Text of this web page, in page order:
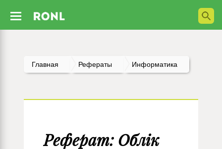
Главная Рефераты Информатика
Реферат: Облік